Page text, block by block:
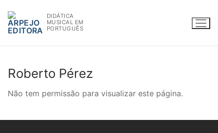
para
conteúdo
DIDÁTICA
MUSICAL EM
PORTUGUÊS
WWW.ARPEJOEDITORA.PT | INFO@ARPEJOEDITORA.PT
Partituras
Roberto Pérez
Não tem permissão para visualizar este página.